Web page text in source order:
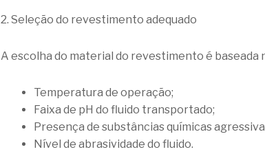
2. Seleção do revestimento adequado
A escolha do material do revestimento é baseada
Temperatura de operação;
Faixa de pH do fluido transportado;
Presença de substâncias químicas
Nível de abrasividade do fluido.